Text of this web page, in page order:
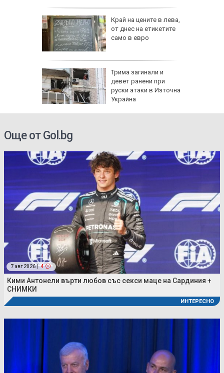
Край на цените в лева,
от днес на етикетите
само в евро
Трима загинали и
девет ранени при
руски атаки в Източна
Украйна
Още от Gol.bg
7 авг 2026 | 4
Кими Антонели върти любов със секси маце на Сардиния +
СНИМКИ
ИНТЕРЕСНО